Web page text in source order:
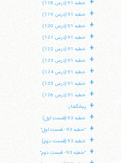
خطبه 91 (درس 118)
+ خطبه 91 (درس 119)
+ خطبه 91 (درس 120)
+ خطبه 91 (درس 121)
+ خطبه 91 (درس 122)
+ خطبه 91 (درس 123)
+ خطبه 91 (درس 124)
+ خطبه 91 (درس 125)
+ خطبه 91 (درس 126)
+ پیشگفتار:
+ خطبه 93 (قسمت اول)
+ "خطبه 93 - قسمت اول"
+ خطبه 93 (قسمت دوم)
+ "خطبه 93 - قسمت دوم"